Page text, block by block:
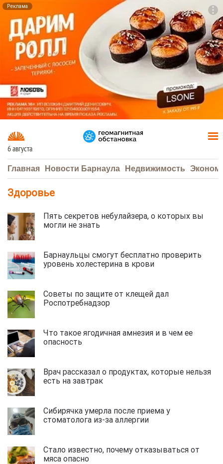
Реклама
6 августа
Главная Новости Барнаула Недвижимость
Здоровье
Пять секретов небулайзера, о которых вы
могли не знать
Барнаульцы смогут бесплатно проверить
уровень холестерина в крови
Советы по защите от клещей дал
Роспотребнадзор
Что такое ягодичная амнезия и в чем ее
опасность
Врач рассказал о продуктах, которые нельзя
есть на завтрак
Сибирячка умерла после приема у
стоматолога из-за аллергии
Стало известно, почему отказываться от
мяса опасно